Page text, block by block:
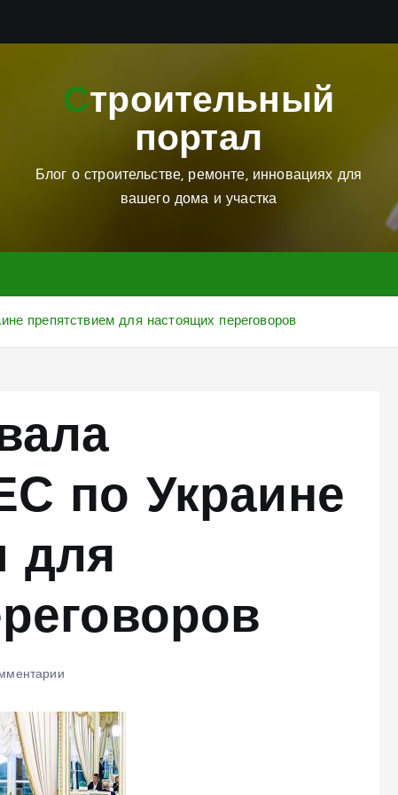
Строительный
портал
Блог о строительстве, ремонте, инновациях для
вашего дома и участка
препятствием для настоящих переговоров
по Украине
для